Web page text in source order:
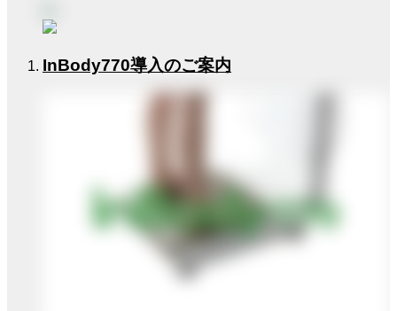
InBody770導入のご案内